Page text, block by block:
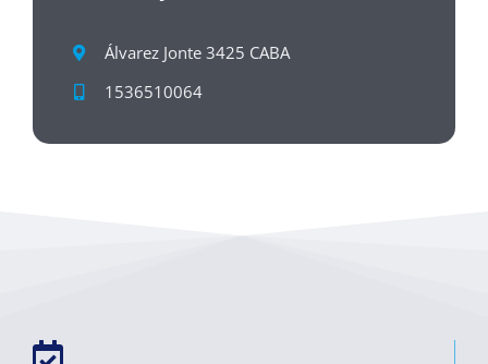
Álvarez Jonte 3425 CABA
1536510064